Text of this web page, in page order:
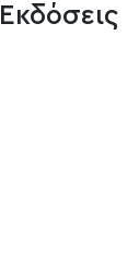
Εκδόσεις